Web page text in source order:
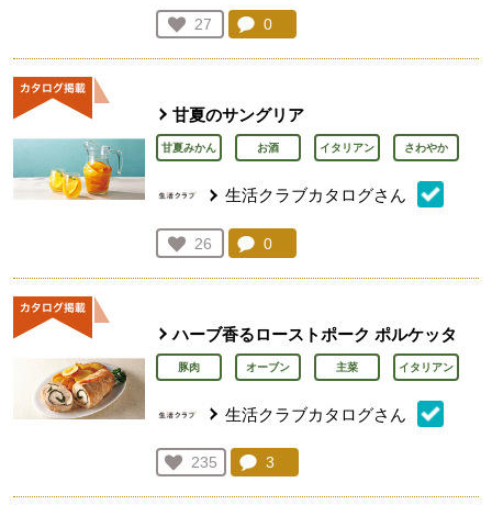
お気に入り登録：
27
人が登録
コメント：
0
甘夏のサングリア
甘夏みかん お酒 イタリアン さわやか
生活クラブカタログさん
お気に入り登録：
26
人が登録
コメント：
0
ハーブ香るローストポーク ポルケッタ
豚肉 オーブン 主菜 イタリアン
生活クラブカタログさん
お気に入り登録：
235
人が登録
コメント：
3